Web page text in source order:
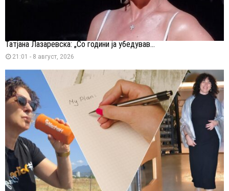
Татјана Лазаревска: „Со години ја убедував...
21:01 - 8 август, 2026